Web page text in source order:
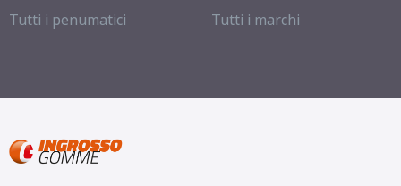
Tutti i penumatici
Tutti i marchi